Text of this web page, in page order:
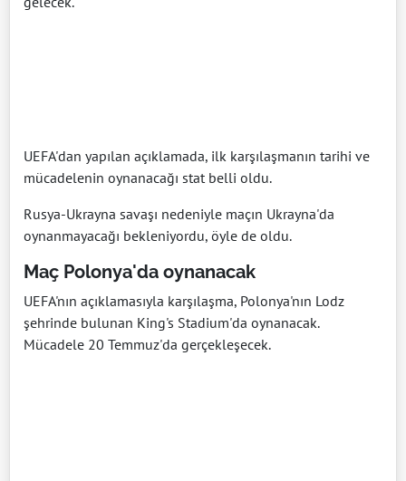
UEFA'dan yapılan açıklamada, ilk karşılaşmanın tarihi ve
mücadelenin oynanacağı stat belli oldu.
Rusya-Ukrayna savaşı nedeniyle maçın Ukrayna'da
oynanmayacağı bekleniyordu, öyle de oldu.
Maç Polonya'da oynanacak
UEFA'nın açıklamasıyla karşılaşma, Polonya'nın Lodz
şehrinde bulunan King's Stadium'da oynanacak.
Mücadele 20 Temmuz'da gerçekleşecek.